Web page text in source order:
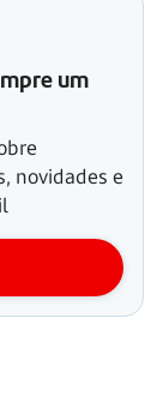
um
novidades e